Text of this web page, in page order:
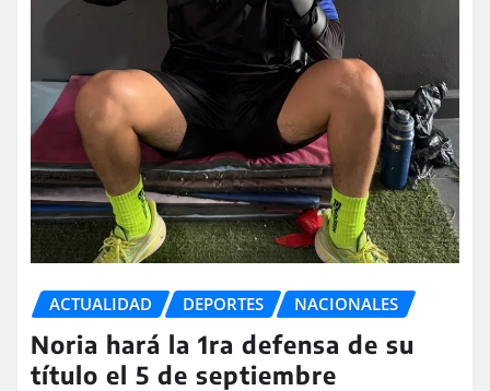
ACTUALIDAD DEPORTES NACIONALES
Noria hará la 1ra defensa de su
título el 5 de septiembre